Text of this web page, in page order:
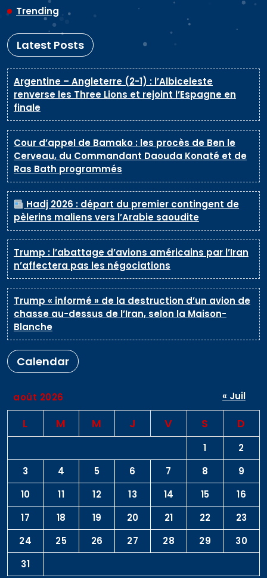
Trending
Latest Posts
Argentine – Angleterre (2-1) : l’Albiceleste
renverse les Three Lions et rejoint l’Espagne en
finale
Cour d’appel de Bamako : les procès de Ben le
Cerveau, du Commandant Daouda Konaté et de
Ras Bath programmés
Hadj 2026 : départ du premier contingent de
pèlerins maliens vers l’Arabie saoudite
Trump : l’abattage d’avions américains par l’Iran
n’affectera pas les négociations
Trump « informé » de la destruction d’un avion de
chasse au-dessus de l’Iran, selon la Maison-
Blanche
Calendar
août 2026
L M M J V S D
1
2
3
4 5 6 7 8
9
10
11 12 13 14 15
16
17
18 19 20 21 22
23
24
25 26 27 28 29
30
31
« Juil